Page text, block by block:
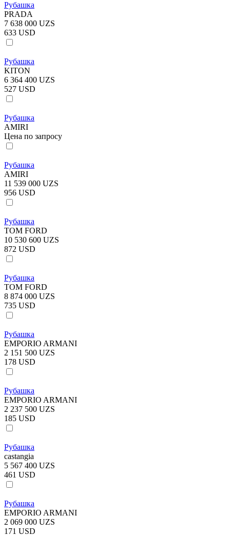
Рубашка
PRADA
7 638 000 UZS
633 USD
Рубашка
KITON
6 364 400 UZS
527 USD
Рубашка
AMIRI
Цена по запросу
Рубашка
AMIRI
11 539 000 UZS
956 USD
Рубашка
TOM FORD
10 530 600 UZS
872 USD
Рубашка
TOM FORD
8 874 000 UZS
735 USD
Рубашка
EMPORIO ARMANI
2 151 500 UZS
178 USD
Рубашка
EMPORIO ARMANI
2 237 500 UZS
185 USD
Рубашка
castangia
5 567 400 UZS
461 USD
Рубашка
EMPORIO ARMANI
2 069 000 UZS
171 USD